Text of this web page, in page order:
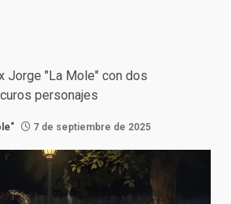
Jorge "La Mole" con dos
personajes
7 de septiembre de 2025